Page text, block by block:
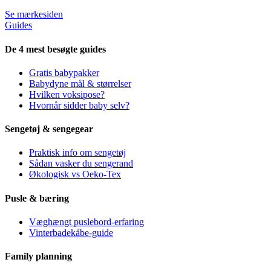
Se mærkesiden
Guides
De 4 mest besøgte guides
Gratis babypakker
Babydyne mål & størrelser
Hvilken voksipose?
Hvornår sidder baby selv?
Sengetøj & sengegear
Praktisk info om sengetøj
Sådan vasker du sengerand
Økologisk vs Oeko-Tex
Pusle & bæring
Væghængt puslebord-erfaring
Vinterbadekåbe-guide
Family planning